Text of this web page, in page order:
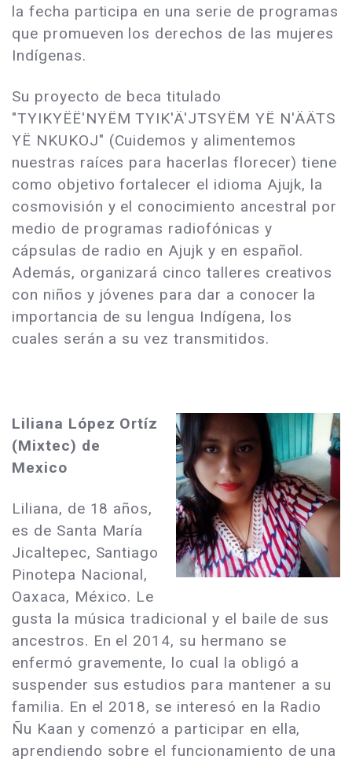
la fecha participa en una serie de programas
que promueven los derechos de las mujeres
Indígenas.
Su proyecto de beca titulado
"TYIKYËË'NYËM TYIK'Ä'JTSYËM YË N'ÄÄTS
YË NKUKOJ" (Cuidemos y alimentemos
nuestras raíces para hacerlas florecer) tiene
como objetivo fortalecer el idioma Ajujk, la
cosmovisión y el conocimiento ancestral por
medio de programas radiofónicas y
cápsulas de radio en Ajujk y en español.
Además, organizará cinco talleres creativos
con niños y jóvenes para dar a conocer la
importancia de su lengua Indígena, los
cuales serán a su vez transmitidos.
Liliana López Ortíz
(Mixtec) de
Mexico
Liliana, de 18 años,
es de Santa María
Jicaltepec, Santiago
Pinotepa Nacional,
Oaxaca, México. Le
gusta la música tradicional y el baile de sus
ancestros. En el 2014, su hermano se
enfermó gravemente, lo cual la obligó a
suspender sus estudios para mantener a su
familia. En el 2018, se interesó en la Radio
Ñu Kaan y comenzó a participar en ella,
aprendiendo sobre el funcionamiento de una